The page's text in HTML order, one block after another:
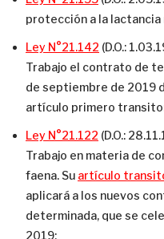
protección a la
Ley N°21.142 (D.O.:
Trabajo el contrato de
de septiembre de 2019
artículo primero
Ley N°21.122 (D.O.:
Trabajo en materia de
faena. Su artículo
aplicará a los nuevos
determinada, que se
2019;